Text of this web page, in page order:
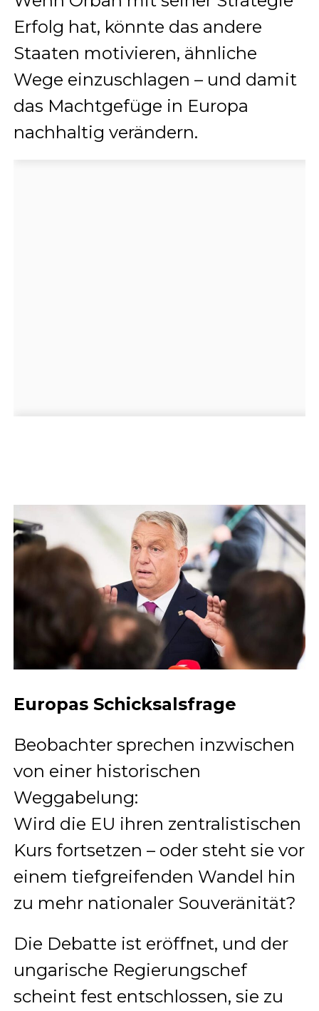
Erfolg hat, könnte das andere
Staaten motivieren, ähnliche
Wege einzuschlagen – und damit
das Machtgefüge in Europa
nachhaltig verändern.
Europas Schicksalsfrage
Beobachter sprechen inzwischen
von einer historischen
Weggabelung:
Wird die EU ihren zentralistischen
Kurs fortsetzen – oder steht sie vor
einem tiefgreifenden Wandel hin
zu mehr nationaler Souveränität?
Die Debatte ist eröffnet, und der
ungarische Regierungschef
scheint fest entschlossen, sie zu